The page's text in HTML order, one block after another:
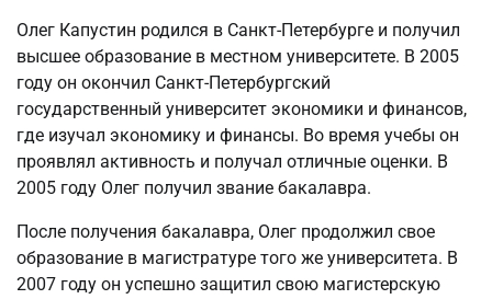
Олег Капустин родился в Санкт-Петербурге и получил
высшее образование в местном университете. В 2005
году он окончил Санкт-Петербургский
государственный университет экономики и финансов,
где изучал экономику и финансы. Во время учебы он
проявлял активность и получал отличные оценки. В
2005 году Олег получил звание бакалавра.
После получения бакалавра, Олег продолжил свое
образование в магистратуре того же университета. В
2007 году он успешно защитил свою магистерскую